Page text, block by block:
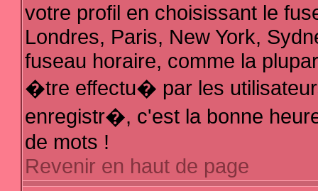
votre profil en choisissant le
Londres, Paris, New York,
fuseau horaire, comme la
�tre effectu� par les
enregistr�, c'est la bonne
de mots !
Revenir en haut de page